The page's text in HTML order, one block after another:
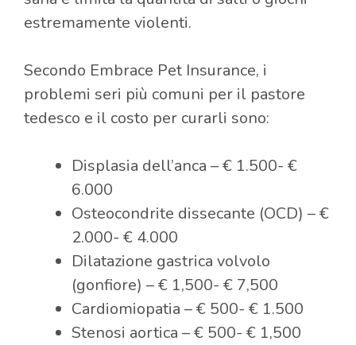
estremamente violenti.
Secondo Embrace Pet Insurance, i
problemi seri più comuni per il pastore
tedesco e il costo per curarli sono:
Displasia dell’anca – € 1.500- €
6.000
Osteocondrite dissecante (OCD) – €
2.000- € 4.000
Dilatazione gastrica volvolo
(gonfiore) – € 1,500- € 7,500
Cardiomiopatia – € 500- € 1.500
Stenosi aortica – € 500- € 1,500